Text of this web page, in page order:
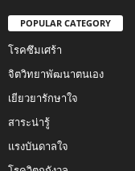
POPULAR CATEGORY
โรคซึมเศร้า
จิตวิทยาพัฒนาตนเอง
เยียวยารักษาใจ
สาระน่ารู้
แรงบันดาลใจ